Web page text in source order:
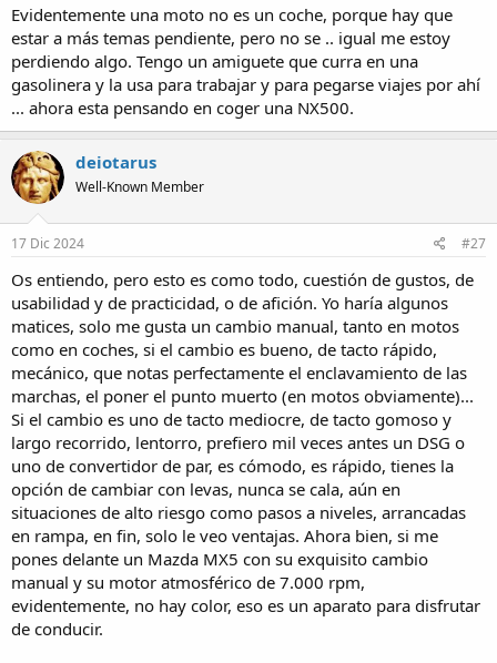
Evidentemente una moto no es un coche, porque hay que
estar a más temas pendiente, pero no se .. igual me estoy
perdiendo algo. Tengo un amiguete que curra en una
gasolinera y la usa para trabajar y para pegarse viajes por ahí
... ahora esta pensando en coger una NX500.
deiotarus
Well-Known Member
17 Dic 2024 #27
Os entiendo, pero esto es como todo, cuestión de gustos, de
usabilidad y de practicidad, o de afición. Yo haría algunos
matices, solo me gusta un cambio manual, tanto en motos
como en coches, si el cambio es bueno, de tacto rápido,
mecánico, que notas perfectamente el enclavamiento de las
marchas, el poner el punto muerto (en motos obviamente)...
Si el cambio es uno de tacto mediocre, de tacto gomoso y
largo recorrido, lentorro, prefiero mil veces antes un DSG o
uno de convertidor de par, es cómodo, es rápido, tienes la
opción de cambiar con levas, nunca se cala, aún en
situaciones de alto riesgo como pasos a niveles, arrancadas
en rampa, en fin, solo le veo ventajas. Ahora bien, si me
pones delante un Mazda MX5 con su exquisito cambio
manual y su motor atmosférico de 7.000 rpm,
evidentemente, no hay color, eso es un aparato para disfrutar
de conducir.